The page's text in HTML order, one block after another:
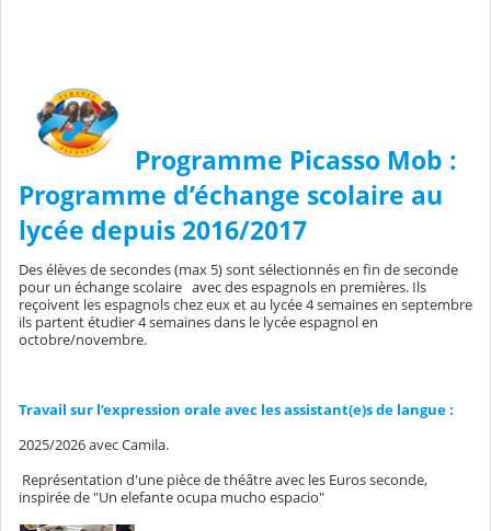
Programme Picasso Mob :
Programme d’échange scolaire au
lycée depuis 2016/2017
Des élèves de secondes (max 5) sont sélectionnés en fin de seconde
pour un échange scolaire avec des espagnols en premières. Ils
reçoivent les espagnols chez eux et au lycée 4 semaines en septembre
ils partent étudier 4 semaines dans le lycée espagnol en
octobre/novembre.
Travail sur l’expression orale avec les assistant(e)s de langue :
2025/2026 avec Camila.
Représentation d'une pièce de théâtre avec les Euros seconde,
inspirée de "Un elefante ocupa mucho espacio"